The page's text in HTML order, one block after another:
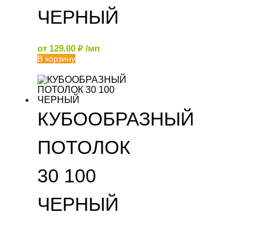
ЧЕРНЫЙ
от 129.00 ₽ /мп
В корзину
КУБООБРАЗНЫЙ
ПОТОЛОК
30 100
ЧЕРНЫЙ